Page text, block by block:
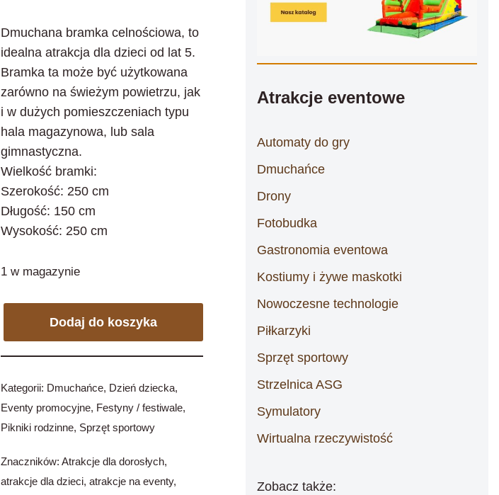
Dmuchana bramka celnościowa, to
idealna atrakcja dla dzieci od lat 5.
Bramka ta może być użytkowana
zarówno na świeżym powietrzu, jak
i w dużych pomieszczeniach typu
hala magazynowa, lub sala
gimnastyczna.
Wielkość bramki:
Szerokość: 250 cm
Długość: 150 cm
Wysokość: 250 cm
1 w magazynie
Dodaj do koszyka
Kategorii: Dmuchańce, Dzień dziecka,
Eventy promocyjne, Festyny / festiwale,
Pikniki rodzinne, Sprzęt sportowy
Znaczników:Atrakcje dla dorosłych,
atrakcje dla dzieci,atrakcje na eventy,
Atrakcje eventowe
Automaty do gry
Dmuchańce
Drony
Fotobudka
Gastronomia eventowa
Kostiumy i żywe maskotki
Nowoczesne technologie
Piłkarzyki
Sprzęt sportowy
Strzelnica ASG
Symulatory
Wirtualna rzeczywistość
Zobacz także: